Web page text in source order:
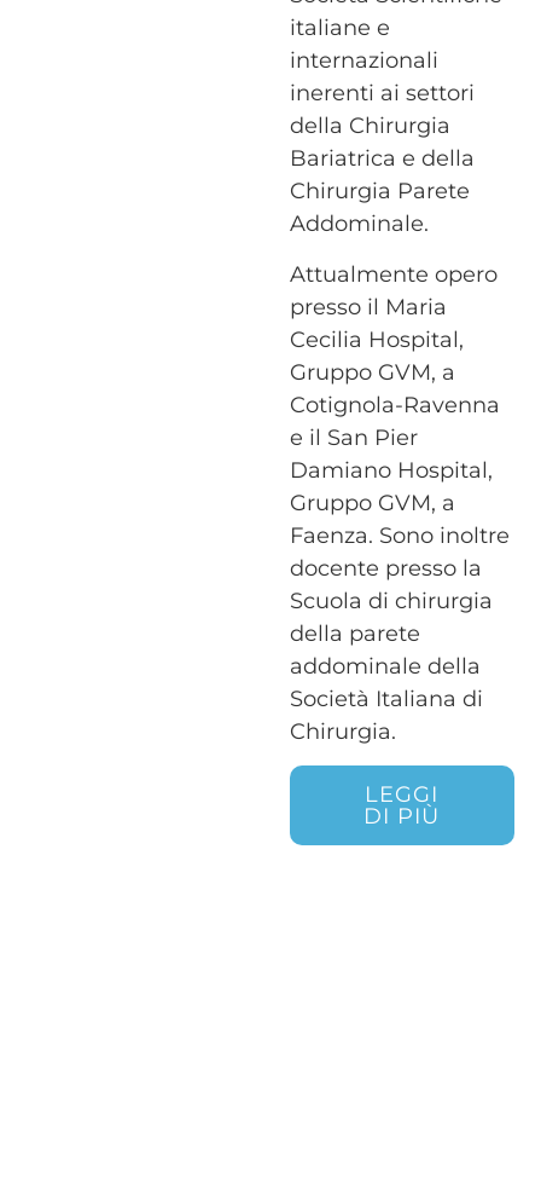
italiane e
internazionali
inerenti ai settori
della Chirurgia
Bariatrica e della
Chirurgia Parete
Addominale.
Attualmente opero
presso il Maria
Cecilia Hospital,
Gruppo GVM, a
Cotignola-Ravenna
e il San Pier
Damiano Hospital,
Gruppo GVM, a
Faenza. Sono inoltre
docente presso la
Scuola di chirurgia
della parete
addominale della
Società Italiana di
Chirurgia.
LEGGI
DI PIÙ